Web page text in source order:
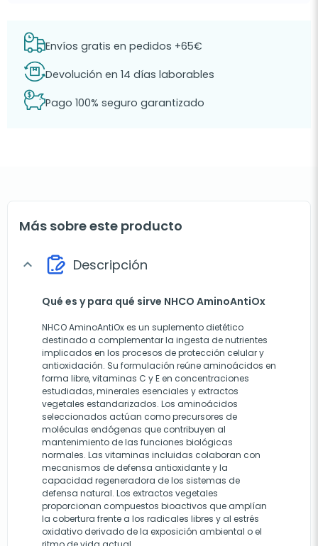
Envíos gratis en pedidos +65€
Devolución en 14 días laborables
Pago 100% seguro garantizado
Más sobre este producto
expand_more Descripción
Qué es y para qué sirve NHCO AminoAntiOx
NHCO AminoAntiOx es un suplemento dietético
destinado a complementar la ingesta de nutrientes
implicados en los procesos de protección celular y
antioxidación. Su formulación reúne aminoácidos en
forma libre, vitaminas C y E en concentraciones
estudiadas, minerales esenciales y extractos
vegetales estandarizados. Los aminoácidos
seleccionados actúan como precursores de
moléculas endógenas que contribuyen al
mantenimiento de las funciones biológicas
normales. Las vitaminas incluidas colaboran con
mecanismos de defensa antioxidante y la
capacidad regeneradora de los sistemas de
defensa natural. Los extractos vegetales
proporcionan compuestos bioactivos que amplían
la cobertura frente a los radicales libres y al estrés
oxidativo derivado de la exposición ambiental o el